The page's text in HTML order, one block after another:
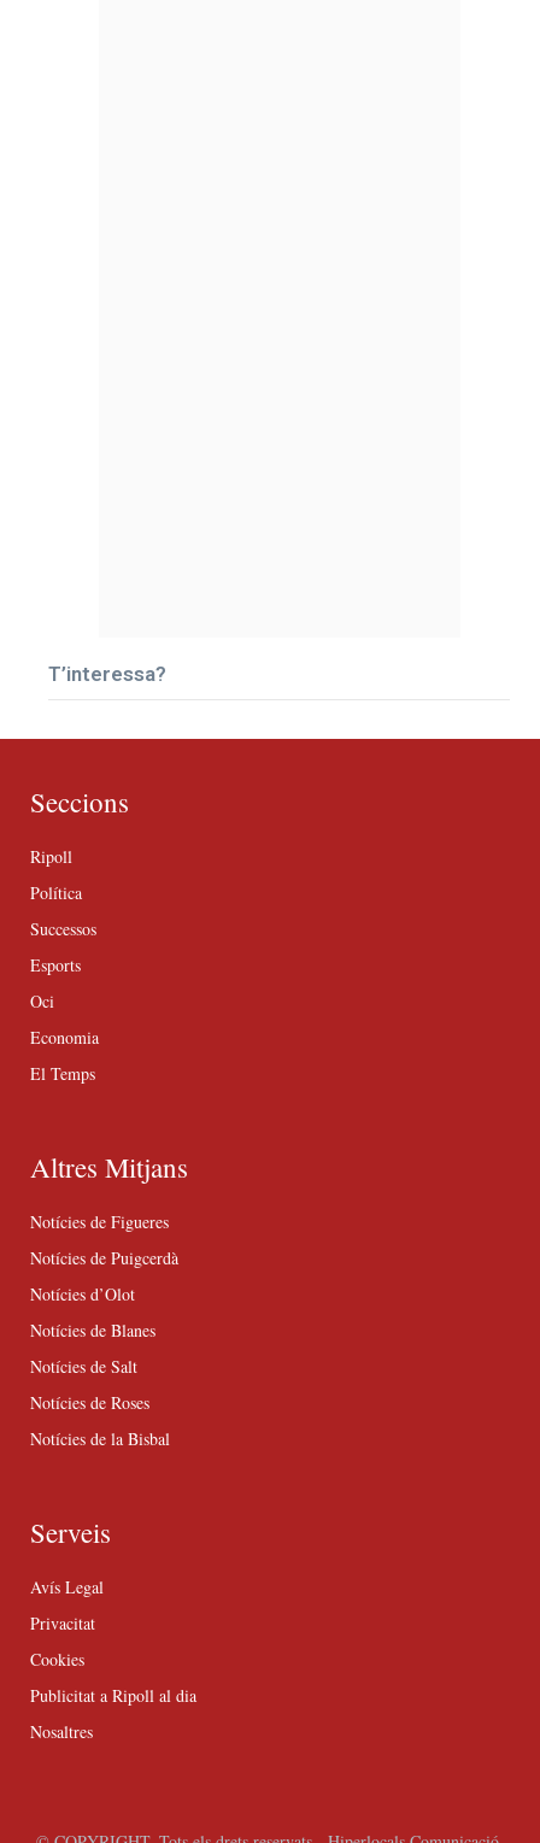
T’interessa?
Seccions
Ripoll
Política
Successos
Esports
Oci
Economia
El Temps
Altres Mitjans
Notícies de Figueres
Notícies de Puigcerdà
Notícies d’Olot
Notícies de Blanes
Notícies de Salt
Notícies de Roses
Notícies de la Bisbal
Serveis
Avís Legal
Privacitat
Cookies
Publicitat a Ripoll al dia
Nosaltres